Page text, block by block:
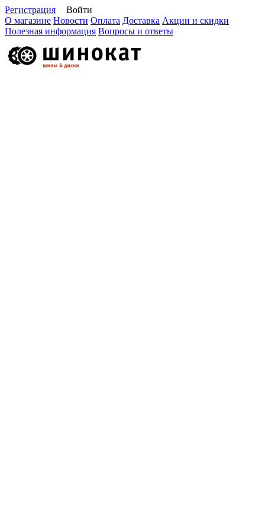
Регистрация
Войти
О магазине Новости Оплата Доставка Акции и скидки
Полезная информация Вопросы и ответы